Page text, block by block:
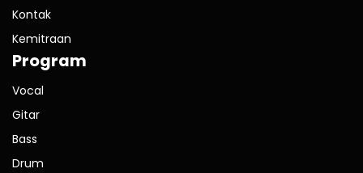
Kontak
Kemitraan
Program
Vocal
Gitar
Bass
Drum